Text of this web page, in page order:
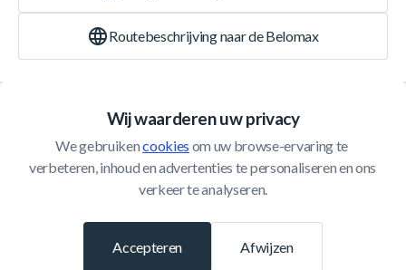
Wij waarderen uw privacy
We gebruiken cookies om uw browse-ervaring te
verbeteren, inhoud en advertenties te personaliseren en ons
verkeer te analyseren.
Afwijzen
Accepteren
Klantenservice
Routebeschrijving naar de Belomax